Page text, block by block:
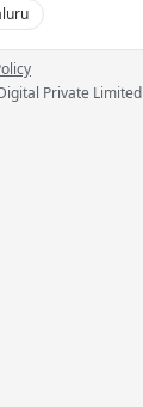
Private Limited